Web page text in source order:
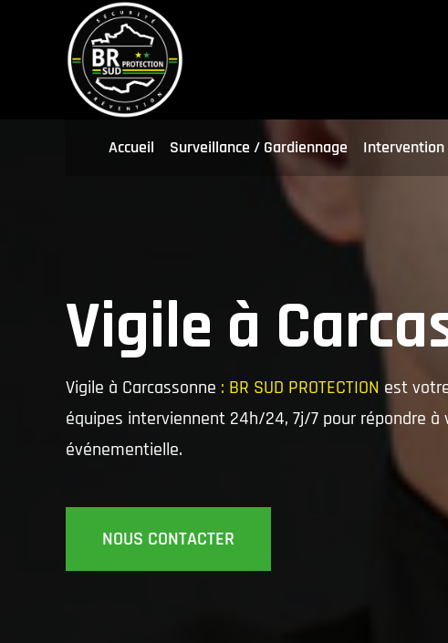
Accueil Surveillance / Gardiennage
Vigile à
Vigile à Carcassonne : BR SUD PROTECTION est
équipes interviennent 24h/24, 7j/7 pour répondre
événementielle.
NOUS CONTACTER